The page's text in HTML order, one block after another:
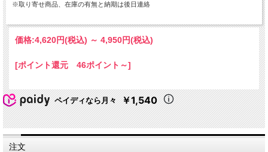
※取り寄せ商品、在庫の有無と納期は後日連絡
価格:4,620円(税込) ～ 4,950円(税込)
[ポイント還元 46ポイント～]
ペイディなら月々 ￥1,540
注文